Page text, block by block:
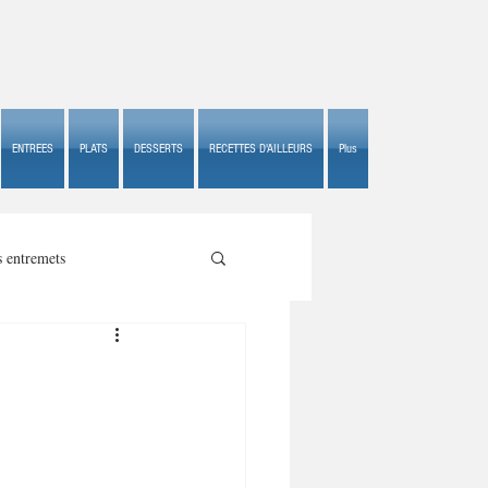
ENTREES PLATS DESSERTS RECETTES D'AILLEURS Plus
entremets